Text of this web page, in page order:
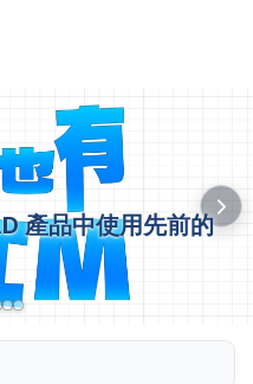
產品中使用先前的